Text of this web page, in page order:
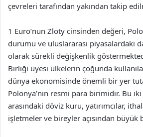
çevreleri tarafından yakından takip
1 Euro’nun Zloty cinsinden değeri,
durumu ve uluslararası piyasalardaki
olarak sürekli değişkenlik
Birliği üyesi ülkelerin çoğunda
dünya ekonomisinde önemli bir yer
Polonya’nın resmi para birimidir. Bu
arasındaki döviz kuru, yatırımcılar,
işletmeler ve bireyler açısından büyük